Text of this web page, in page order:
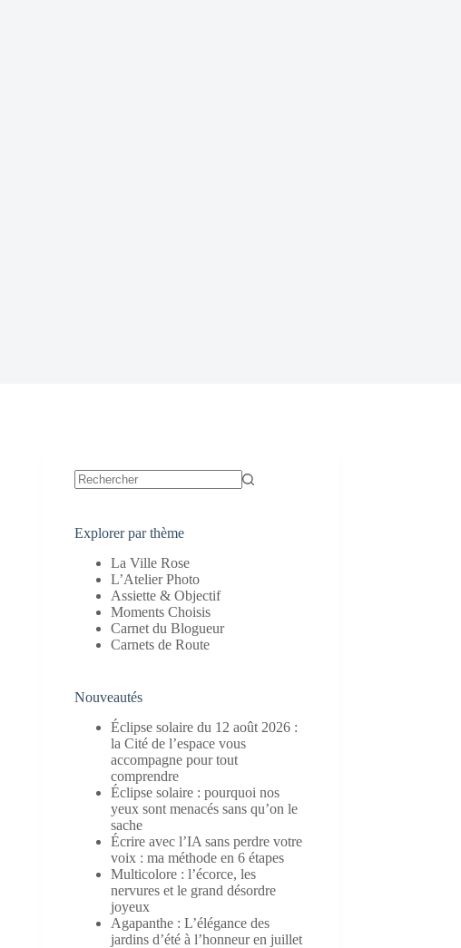
Explorer par thème
La Ville Rose
L’Atelier Photo
Assiette & Objectif
Moments Choisis
Carnet du Blogueur
Carnets de Route
Nouveautés
Éclipse solaire du 12 août 2026 :
la Cité de l’espace vous
accompagne pour tout
comprendre
Éclipse solaire : pourquoi nos
yeux sont menacés sans qu’on le
sache
Écrire avec l’IA sans perdre votre
voix : ma méthode en 6 étapes
Multicolore : l’écorce, les
nervures et le grand désordre
joyeux
Agapanthe : L’élégance des
jardins d’été à l’honneur en juillet